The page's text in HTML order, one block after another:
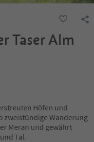
Taser Alm
Höfen und
zweistündige Wanderung
Meran und gewährt
Tal.